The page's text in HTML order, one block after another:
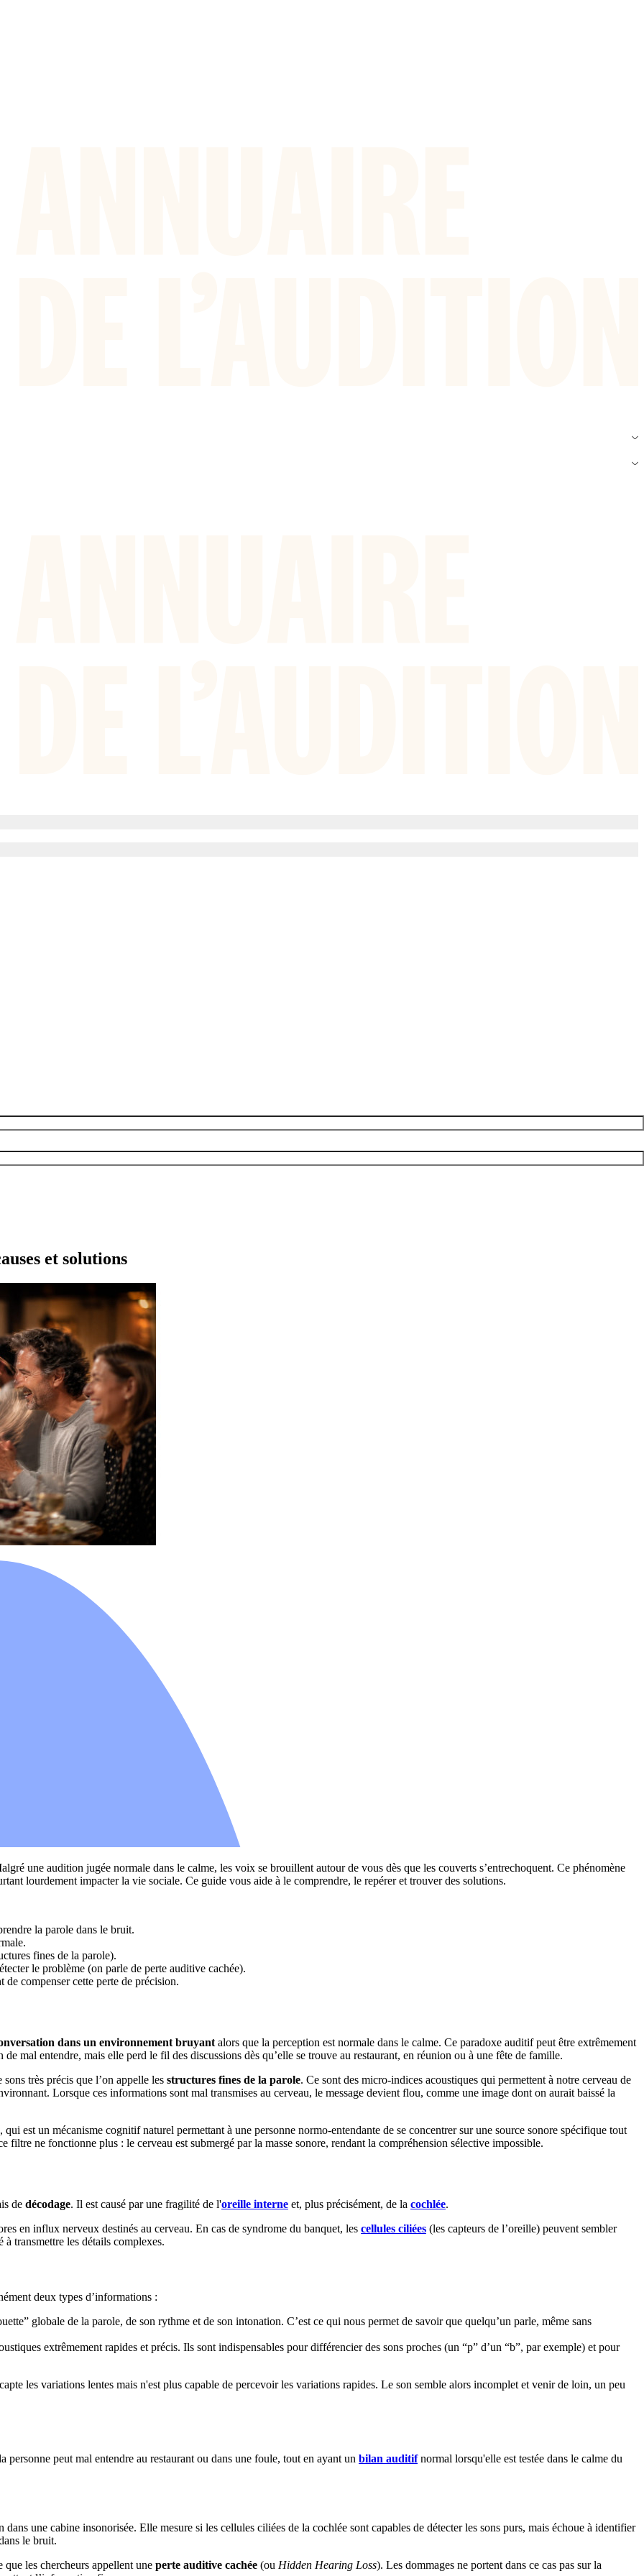
et solutions
une audition jugée normale dans le calme, les voix se brouillent autour de vous dès que les couverts s’entrechoquent. Ce phénomène
lourdement impacter la vie sociale. Ce guide vous aide à le comprendre, le repérer et trouver des solutions.
la parole dans le bruit.
fines de la parole).
le problème (on parle de perte auditive cachée).
compenser cette perte de précision.
dans un environnement bruyant alors que la perception est normale dans le calme. Ce paradoxe auditif peut être extrêmement
mal entendre, mais elle perd le fil des discussions dès qu’elle se trouve au restaurant, en réunion ou à une fête de famille.
très précis que l’on appelle les structures fines de la parole. Ce sont des micro-indices acoustiques qui permettent à notre cerveau de
Lorsque ces informations sont mal transmises au cerveau, le message devient flou, comme une image dont on aurait baissé la
, qui est un mécanisme cognitif naturel permettant à une personne normo-entendante de se concentrer sur une source sonore spécifique tout
filtre ne fonctionne plus : le cerveau est submergé par la masse sonore, rendant la compréhension sélective impossible.
de décodage. Il est causé par une fragilité de l'oreille interne et, plus précisément, de la cochlée.
en influx nerveux destinés au cerveau. En cas de syndrome du banquet, les cellules ciliées (les capteurs de l’oreille) peuvent sembler
transmettre les détails complexes.
deux types d’informations :
globale de la parole, de son rythme et de son intonation. C’est ce qui nous permet de savoir que quelqu’un parle, même sans
extrêmement rapides et précis. Ils sont indispensables pour différencier des sons proches (un “p” d’un “b”, par exemple) et pour
les variations lentes mais n'est plus capable de percevoir les variations rapides. Le son semble alors incomplet et venir de loin, un peu
personne peut mal entendre au restaurant ou dans une foule, tout en ayant un bilan auditifnormal lorsqu'elle est testée dans le calme du
une cabine insonorisée. Elle mesure si les cellules ciliées de la cochlée sont capables de détecter les sons purs, mais échoue à identifier
le bruit.
les chercheurs appellent une perte auditive cachée (ou Hidden Hearing Loss). Les dommages ne portent dans ce cas pas sur la